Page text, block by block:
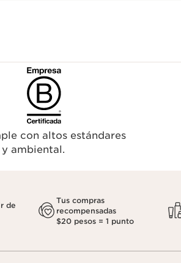
con altos estándares
ambiental.
de
Tus compras
recompensadas
$20 pesos = 1 punto